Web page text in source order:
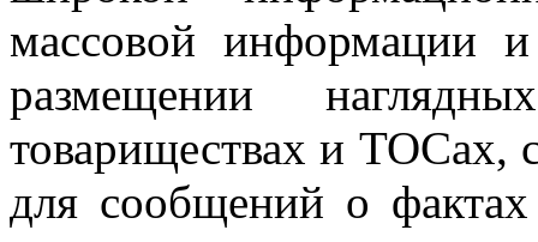
массовой информации
размещении
товариществах и ТОСах,
для сообщений о фактах